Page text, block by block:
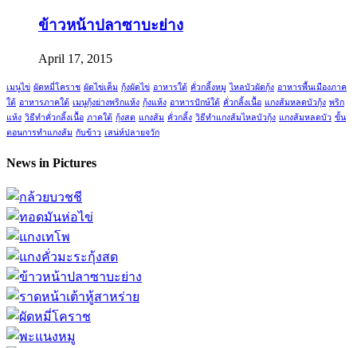
ข้าวหน้าปลาซาบะย่าง
April 17, 2015
เมนูไข่ ผัดหมี่โคราช ผัดไข่เค็ม กุ้งผัดไข่ อาหารใต้ คั่วกลิ้งหมู ไหลบัวผัดกุ้ง อาหารพื้นเมืองภาค
ใต้ อาหารภาคใต้ เมนูกุ้งย่างพริกแห้ง กุ้งแห้ง อาหารปักษ์ใต้ คั่วกลิ้งเนื้อ แกงส้มหลดบัวกุ้ง พริก
แห้ง วิธีทำคั่วกลิ้งเนื้อ ภาคใต้ กุ้งสด แกงส้ม คั่วกลิ้ง วิธีทำแกงส้มไหลบัวกุ้ง แกงส้มหลดบัว ขั้น
ตอนการทำแกงส้ม กับข้าว เสน่ห์ปลายจวัก
News in Pictures